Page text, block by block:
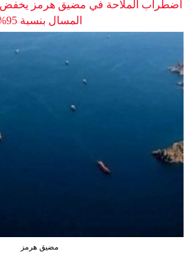
اضطراب الملاحة في مضيق هرمز يخفض
المسال بنسبة 95%
مضيق هرمز